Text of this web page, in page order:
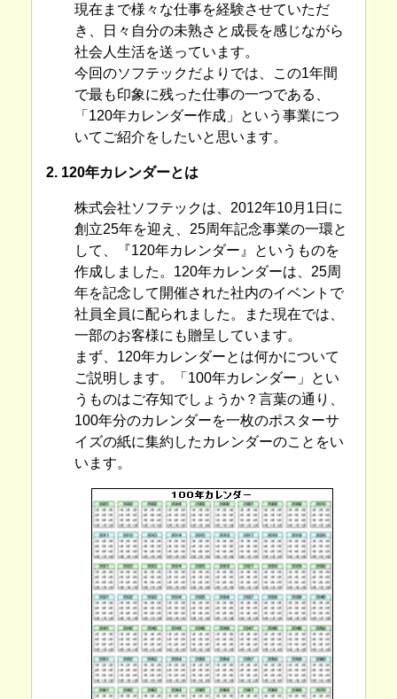
現在まで様々な仕事を経験させていただ
き、日々自分の未熟さと成長を感じながら
社会人生活を送っています。
今回のソフテックだよりでは、この1年間
で最も印象に残った仕事の一つである、
「120年カレンダー作成」という事業につ
いてご紹介をしたいと思います。
2. 120年カレンダーとは
株式会社ソフテックは、2012年10月1日に
創立25年を迎え、25周年記念事業の一環と
して、『120年カレンダー』というものを
作成しました。120年カレンダーは、25周
年を記念して開催された社内のイベントで
社員全員に配られました。また現在では、
一部のお客様にも贈呈しています。
まず、120年カレンダーとは何かについて
ご説明します。「100年カレンダー」とい
うものはご存知でしょうか？言葉の通り、
100年分のカレンダーを一枚のポスターサ
イズの紙に集約したカレンダーのことをい
います。